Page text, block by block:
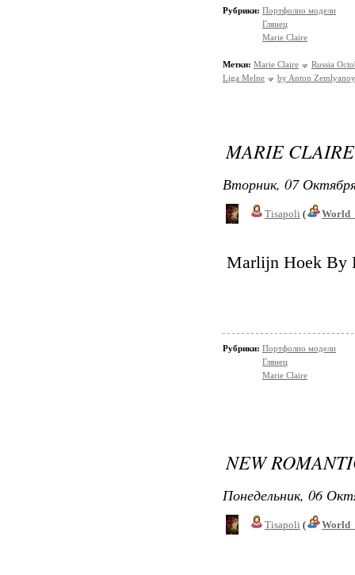
Рубрики: Портфолио модели
Глянец
Marie Claire
Метки: Marie Claire
Russia
Liga Melne
by Anton Zemlyanoy
MARIE
Вторник, 07
Tisapoli (
Marlijn Hoek By
Рубрики: Портфолио модели
Глянец
Marie Claire
NEW
Понедельник, 06
Tisapoli (